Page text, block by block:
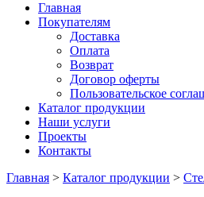
Главная
Покупателям
Доставка
Оплата
Возврат
Договор оферты
Пользовательское
Каталог продукции
Наши услуги
Проекты
Контакты
Главная > Каталог продукции >